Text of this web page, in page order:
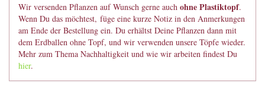
Wir versenden Pflanzen auf Wunsch gerne auch ohne Plastiktopf.
Wenn Du das möchtest, füge eine kurze Notiz in den Anmerkungen
am Ende der Bestellung ein. Du erhältst Deine Pflanzen dann mit
dem Erdballen ohne Topf, und wir verwenden unsere Töpfe wieder.
Mehr zum Thema Nachhaltigkeit und wie wir arbeiten findest Du
hier.